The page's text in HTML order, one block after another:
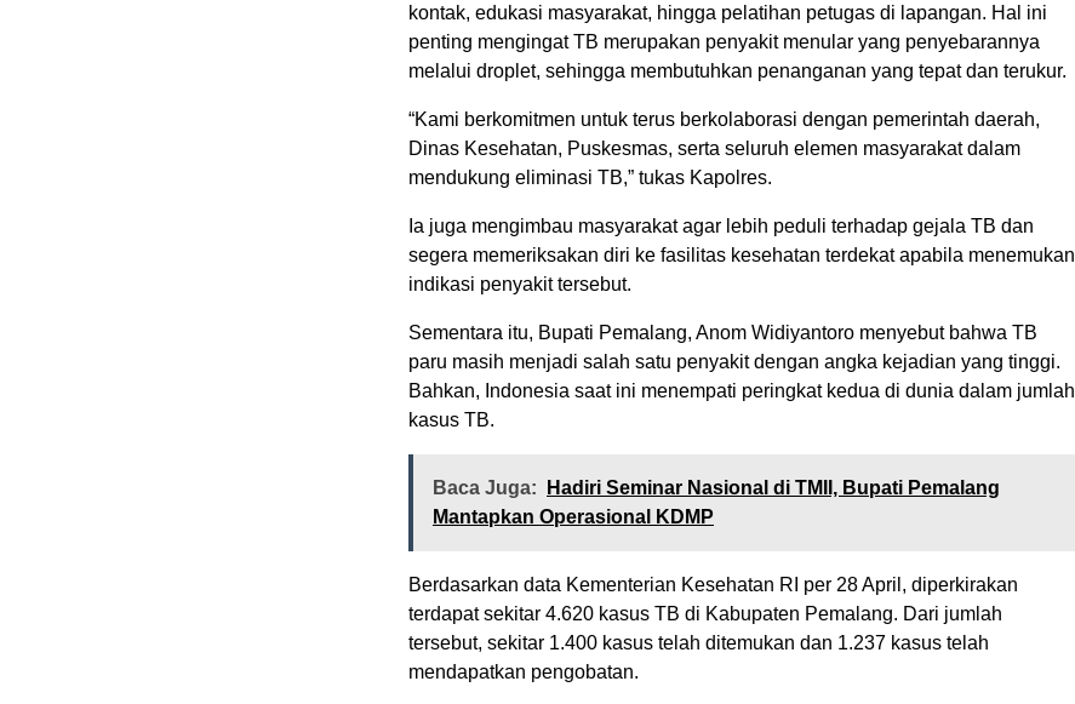
kontak, edukasi masyarakat, hingga pelatihan petugas di lapangan. Hal ini
penting mengingat TB merupakan penyakit menular yang penyebarannya
melalui droplet, sehingga membutuhkan penanganan yang tepat dan terukur.
“Kami berkomitmen untuk terus berkolaborasi dengan pemerintah daerah,
Dinas Kesehatan, Puskesmas, serta seluruh elemen masyarakat dalam
mendukung eliminasi TB,” tukas Kapolres.
Ia juga mengimbau masyarakat agar lebih peduli terhadap gejala TB dan
segera memeriksakan diri ke fasilitas kesehatan terdekat apabila menemukan
indikasi penyakit tersebut.
Sementara itu, Bupati Pemalang, Anom Widiyantoro menyebut bahwa TB
paru masih menjadi salah satu penyakit dengan angka kejadian yang tinggi.
Bahkan, Indonesia saat ini menempati peringkat kedua di dunia dalam jumlah
kasus TB.
Baca Juga:
Hadiri Seminar Nasional di TMII, Bupati Pemalang
Mantapkan Operasional KDMP
Berdasarkan data Kementerian Kesehatan RI per 28 April, diperkirakan
terdapat sekitar 4.620 kasus TB di Kabupaten Pemalang. Dari jumlah
tersebut, sekitar 1.400 kasus telah ditemukan dan 1.237 kasus telah
mendapatkan pengobatan.